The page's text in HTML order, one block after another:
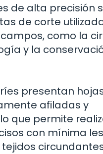
de alta precisión
de corte
como la
y la
presentan
afiladas y
que permite
con mínima